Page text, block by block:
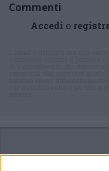
Commenti
Accedi o